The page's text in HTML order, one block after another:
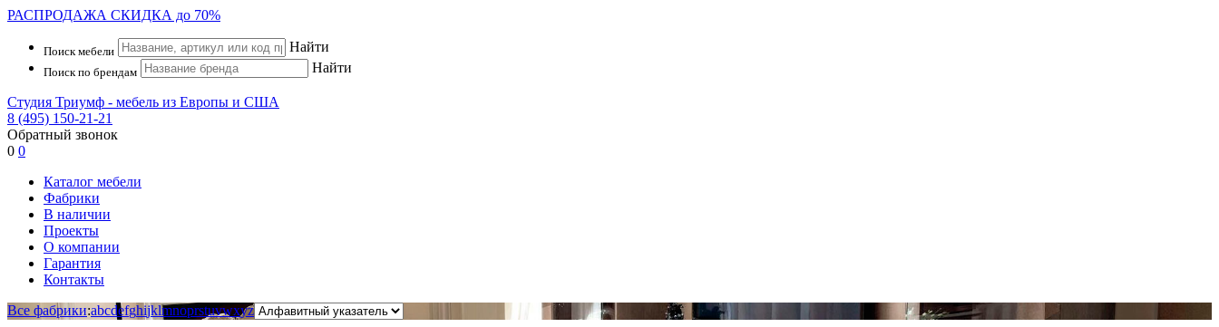
РАСПРОДАЖА СКИДКА до 70%
Поиск мебели Найти
Поиск по брендам Найти
Студия Триумф - мебель из Европы и США
8 (495) 150-21-21
Обратный звонок
0 0
Каталог мебели
Фабрики
В наличии
Проекты
О компании
Гарантия
Контакты
Все фабрики:abcdefghijklmnoprstuvwxyz